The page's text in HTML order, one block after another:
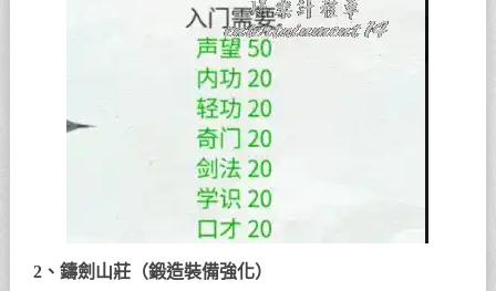
2、鑄劍山莊（鍛造裝備強化）